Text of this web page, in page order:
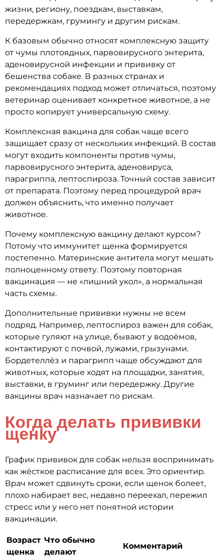
жизни, региону, поездкам, выставкам,
передержкам, грумингу и другим рискам.
К базовым обычно относят комплексную защиту
от чумы плотоядных, парвовирусного энтерита,
аденовирусной инфекции и прививку от
бешенства собаке. В разных странах и
рекомендациях подход может отличаться, поэтому
ветеринар оценивает конкретное животное, а не
просто копирует универсальную схему.
Комплексная вакцина для собак чаще всего
защищает сразу от нескольких инфекций. В состав
могут входить компоненты против чумы,
парвовирусного энтерита, аденовируса,
парагриппа, лептоспироза. Точный состав зависит
от препарата. Поэтому перед процедурой врач
должен объяснить, что именно получает
животное.
Почему комплексную вакцину делают курсом?
Потому что иммунитет щенка формируется
постепенно. Материнские антитела могут мешать
полноценному ответу. Поэтому повторная
вакцинация — не «лишний укол», а нормальная
часть схемы.
Дополнительные прививки нужны не всем
подряд. Например, лептоспироз важен для собак,
которые гуляют на улице, бывают у водоёмов,
контактируют с почвой, лужами, грызунами.
Бордетеллёз и парагрипп чаще обсуждают для
животных, которые ходят на площадки, занятия,
выставки, в груминг или передержку. Другие
вакцины врач назначает по рискам.
Когда делать прививки
щенку
График прививок для собак нельзя воспринимать
как жёсткое расписание для всех. Это ориентир.
Врач может сдвинуть сроки, если щенок болеет,
плохо набирает вес, недавно переехал, пережил
стресс или у него нет понятной истории
вакцинации.
Возраст
щенка
Что обычно
делают
Комментарий